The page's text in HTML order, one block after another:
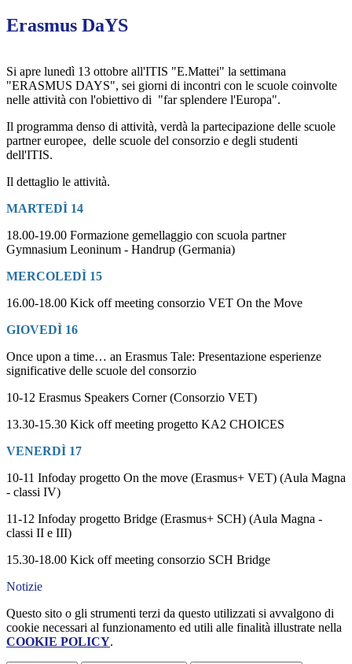
Erasmus DaYS
Si apre lunedì 13 ottobre all'ITIS "E.Mattei" la settimana
"ERASMUS DAYS", sei giorni di incontri con le scuole coinvolte
nelle attività con l'obiettivo di "far splendere l'Europa".
Il programma denso di attività, verdà la partecipazione delle scuole
partner europee, delle scuole del consorzio e degli studenti
dell'ITIS.
Il dettaglio le attività.
MARTEDÌ 14
18.00-19.00 Formazione gemellaggio con scuola partner
Gymnasium Leoninum - Handrup (Germania)
MERCOLEDÌ 15
16.00-18.00 Kick off meeting consorzio VET On the Move
GIOVEDÌ 16
Once upon a time… an Erasmus Tale: Presentazione esperienze
significative delle scuole del consorzio
10-12 Erasmus Speakers Corner (Consorzio VET)
13.30-15.30 Kick off meeting progetto KA2 CHOICES
VENERDÌ 17
10-11 Infoday progetto On the move (Erasmus+ VET) (Aula Magna
- classi IV)
11-12 Infoday progetto Bridge (Erasmus+ SCH) (Aula Magna -
classi II e III)
15.30-18.00 Kick off meeting consorzio SCH Bridge
Notizie
Questo sito o gli strumenti terzi da questo utilizzati si avvalgono di
cookie necessari al funzionamento ed utili alle finalità illustrate nella
COOKIE POLICY.